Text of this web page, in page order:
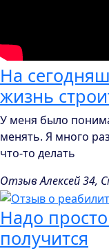
На
жизнь
У меня было
менять. Я много
что-то делать
Отзыв Алексей 34,
Надо
получится